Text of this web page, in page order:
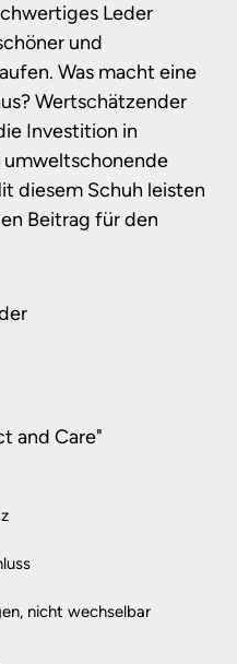
Leder
und
Was macht eine
Wertschätzender
Investition in
umweltschonende
diesem Schuh leisten
Beitrag für den
and Care"
nicht wechselbar